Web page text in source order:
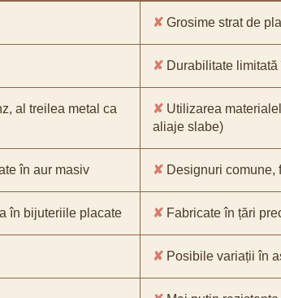
✘ Grosime strat de
✘ Durabilitate
al treilea metal ca
✘ Utilizarea
aliaje slabe)
în aur masiv ✘ Designuri comune,
în bijuteriile placate ✘ Fabricate în țări
✘ Posibile variații în